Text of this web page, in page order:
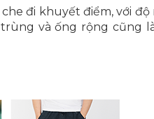
đi khuyết điểm, với độ
và ống rộng cũng